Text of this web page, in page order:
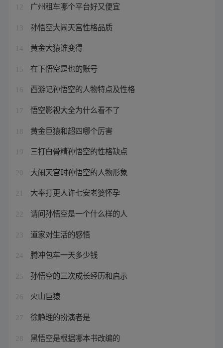
12 广州租车哪个平台好又便宜
13 孙悟空大闹天宫性格品质
14 黄金大猿谁变得
15 在下悟空是也的账号
16 西游记孙悟空的人物特点及性格
17 悟空影视大全为什么看不了
18 黄金巨猿和超四哪个厉害
19 三打白骨精孙悟空的性格缺点
20 大闹天宫时孙悟空的人物形象
21 大奉打更人许七安老婆怀孕
22 请问孙悟空是一个什么样的人
23 道家对生活的感悟
24 腾冲包车一天多少钱
25 孙悟空的三次成长经历和启示
26 火山巨猿
27 徐静理的扮演者是
28 黑悟空是根据哪本书改编的